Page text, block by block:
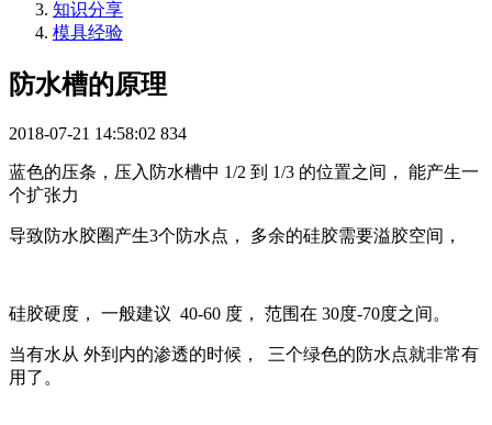
知识分享
模具经验
防水槽的原理
2018-07-21 14:58:02 834
蓝色的压条，压入防水槽中 1/2 到 1/3 的位置之间， 能产生一
个扩张力
导致防水胶圈产生3个防水点， 多余的硅胶需要溢胶空间，
硅胶硬度， 一般建议 40-60 度， 范围在 30度-70度之间。
当有水从 外到内的渗透的时候， 三个绿色的防水点就非常有
用了。